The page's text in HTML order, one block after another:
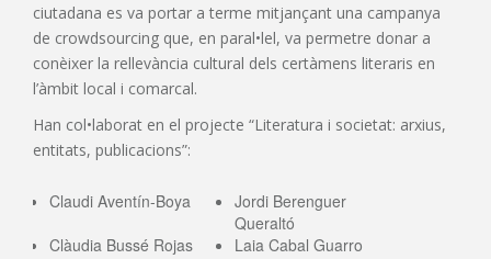
ciutadana es va portar a terme mitjançant una campanya
de crowdsourcing que, en paral•lel, va permetre donar a
conèixer la rellevància cultural dels certàmens literaris en
l’àmbit local i comarcal.
Han col•laborat en el projecte “Literatura i societat: arxius,
entitats, publicacions”:
Claudi Aventín-Boya
Jordi Berenguer
Queraltó
Clàudia Bussé Rojas
Laia Cabal Guarro